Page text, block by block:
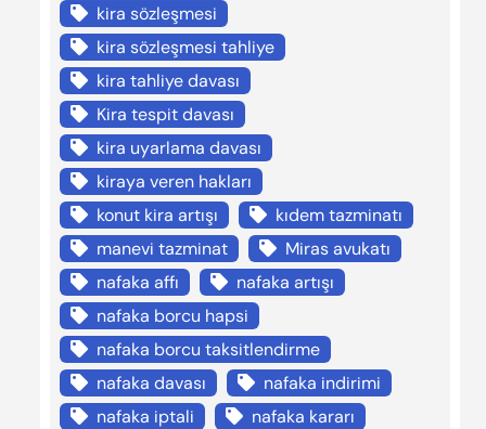
kira sözleşmesi
kira sözleşmesi tahliye
kira tahliye davası
Kira tespit davası
kira uyarlama davası
kiraya veren hakları
konut kira artışı
kıdem tazminatı
manevi tazminat
Miras avukatı
nafaka affı
nafaka artışı
nafaka borcu hapsi
nafaka borcu taksitlendirme
nafaka davası
nafaka indirimi
nafaka iptali
nafaka kararı